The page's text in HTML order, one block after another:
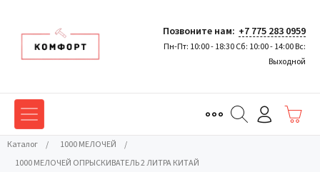
Позвоните нам: +7 775 283 0959
Пн-Пт: 10:00 - 18:30 Сб: 10:00 - 14:00 Вс:
Выходной
Каталог / 1000 МЕЛОЧЕЙ
/
1000 МЕЛОЧЕЙ ОПРЫСКИВАТЕЛЬ 2 ЛИТРА КИТАЙ